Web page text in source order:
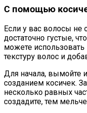
С помощью
Если у вас волосы
достаточно густые,
можете использовать
текстуру волос и
Для начала, вымойте
созданием косичек.
несколько равных
создадите, тем